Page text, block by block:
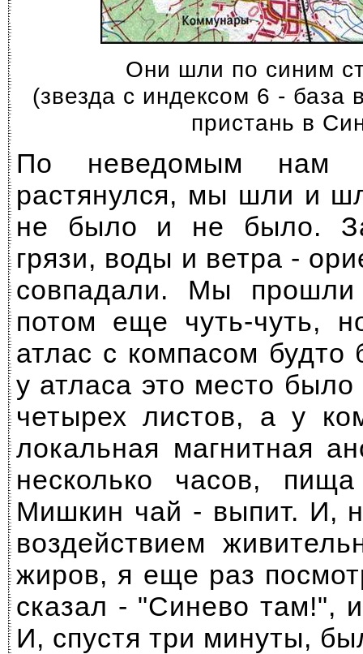
Они шли по синим
(звезда с индексом 6 -
пристань в
По неведомым нам
растянулся, мы шли и
не было и не было.
грязи, воды и ветра -
совпадали. Мы
потом еще чуть-чуть,
атлас с компасом будто
у атласа это место было
четырех листов, а у
локальная магнитная
несколько часов,
Мишкин чай - выпит. И,
воздействием
жиров, я еще раз
сказал - "Синево там!",
И, спустя три минуты,